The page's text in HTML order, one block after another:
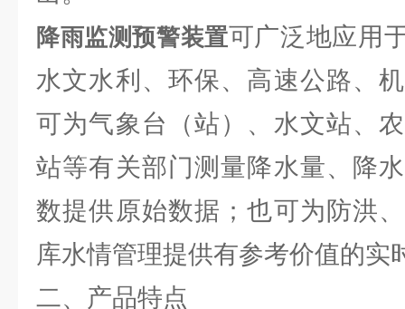
降雨监测预警装置可广泛地应用
水文水利、环保、高速公路、
可为气象台（站）、水文站、
站等有关部门测量降水量、降
数提供原始数据；也可为防洪
库水情管理提供有参考价值的实
二、产品特点